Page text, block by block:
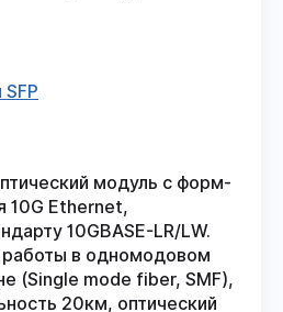
модуль с форм-
10G Ethernet,
10GBASE-LR/LW.
в одномодовом
(Single mode fiber, SMF),
20км, оптический